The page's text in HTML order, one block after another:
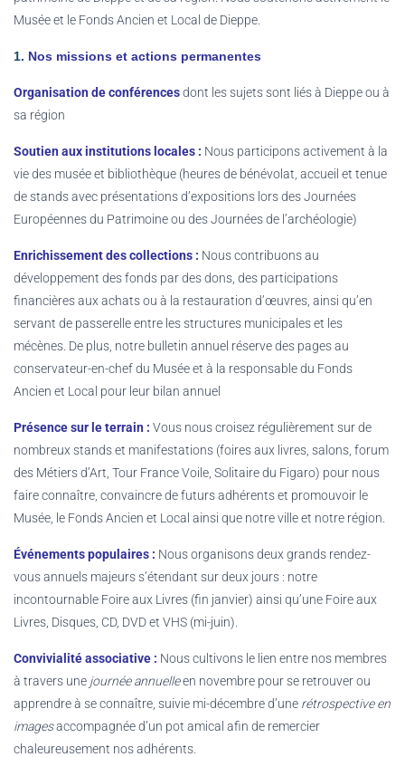
Musée et le Fonds Ancien et Local de Dieppe.
1. Nos missions et actions permanentes
Organisation de conférencesdont les sujets sont liés à Dieppe ou à
sa région
Soutien aux institutions locales : Nous participons activement à la
vie des musée et bibliothèque (heures de bénévolat, accueil et tenue
de stands avec présentations d’expositions lors des Journées
Européennes du Patrimoine ou des Journées de l’archéologie)
Enrichissement des collections : Nous contribuons au
développement des fonds par des dons, des participations
financières aux achats ou à la restauration d’œuvres, ainsi qu’en
servant de passerelle entre les structures municipales et les
mécènes. De plus, notre bulletin annuel réserve des pages au
conservateur-en-chef du Musée et à la responsable du Fonds
Ancien et Local pour leur bilan annuel
Présence sur le terrain : Vous nous croisez régulièrement sur de
nombreux stands et manifestations (foires aux livres, salons, forum
des Métiers d’Art, Tour France Voile, Solitaire du Figaro) pour nous
faire connaître, convaincre de futurs adhérents et promouvoir le
Musée, le Fonds Ancien et Local ainsi que notre ville et notre région.
Événements populaires : Nous organisons deux grands rendez-
vous annuels majeurs s’étendant sur deux jours : notre
incontournable Foire aux Livres (fin janvier) ainsi qu’une Foire aux
Livres, Disques, CD, DVD et VHS (mi-juin).
Convivialité associative : Nous cultivons le lien entre nos membres
à travers une journée annuelleen novembre pour se retrouver ou
apprendre à se connaître, suivie mi-décembre d’une rétrospective en
imagesaccompagnée d’un pot amical afin de remercier
chaleureusement nos adhérents.